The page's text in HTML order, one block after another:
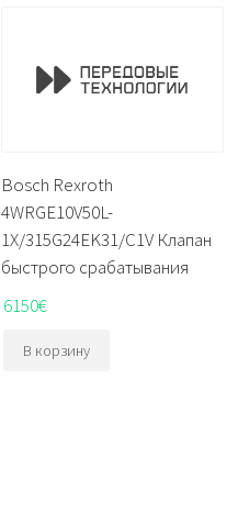
Bosch Rexroth
4WRGE10V50L-
1X/315G24EK31/C1V Клапан
быстрого срабатывания
6150€
В корзину